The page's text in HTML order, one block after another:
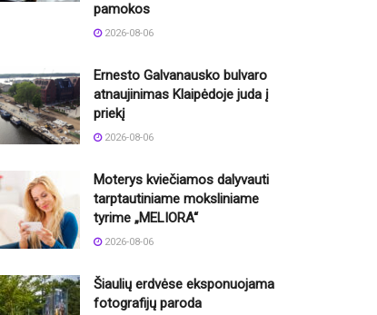
pamokos
2026-08-06
Ernesto Galvanausko bulvaro
atnaujinimas Klaipėdoje juda į
priekį
2026-08-06
Moterys kviečiamos dalyvauti
tarptautiniame moksliniame
tyrime „MELIORA“
2026-08-06
Šiaulių erdvėse eksponuojama
fotografijų paroda